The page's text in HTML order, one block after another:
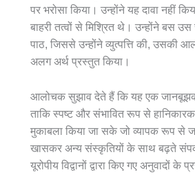
पर भरोसा किया। उन्होंने यह दावा नहीं
बाहरी तत्वों से मिश्रित थे। उन्होंने बस उस
पाठ, जिससे उन्होंने व्युत्पत्ति की, उसकी
अलग अर्थ प्रस्तुत किया।
आलोचक सुझाव देते हैं कि यह एक
ताकि स्पष्ट और संभावित रूप से
मुकाबला किया जा सके जो व्यापक रूप से
खासकर अन्य संस्कृतियों के साथ बढ़ते
यूरोपीय विद्वानों द्वारा किए गए अनुवादों के